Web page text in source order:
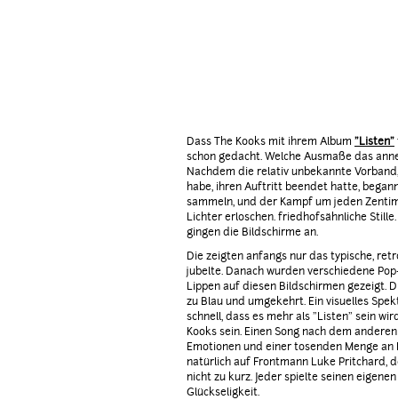
Dass The Kooks mit ihrem Album "Listen"
schon gedacht. Welche Ausmaße das
Nachdem die relativ unbekannte
habe, ihren Auftritt beendet hatte,
sammeln, und der Kampf um jeden
Lichter erloschen. friedhofsähnliche
gingen die Bildschirme an.
Die zeigten anfangs nur das typische,
jubelte. Danach wurden verschiedene
Lippen auf diesen Bildschirmen gezeigt.
zu Blau und umgekehrt. Ein visuelles
schnell, dass es mehr als "Listen" sein
Kooks sein. Einen Song nach dem
Emotionen und einer tosenden Menge
natürlich auf Frontmann Luke Pritchard,
nicht zu kurz. Jeder spielte seinen
Glückseligkeit.